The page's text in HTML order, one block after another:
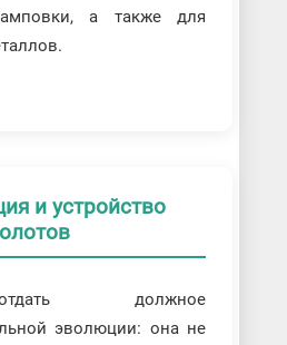
а также для
и устройство
должное
эволюции: она не